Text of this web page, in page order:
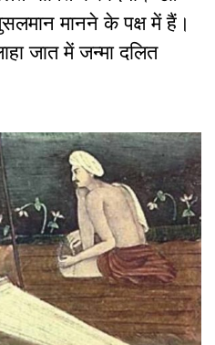
मानने के पक्ष में हैं।
जात में जन्मा दलित